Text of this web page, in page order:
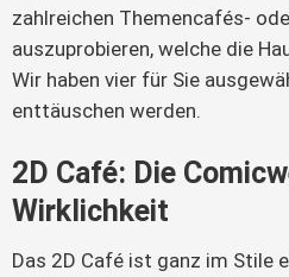
zahlreichen Themencafés-
auszuprobieren, welche die
Wir haben vier für Sie
enttäuschen werden.
2D Café: Die
Wirklichkeit
Das 2D Café ist ganz im Stile